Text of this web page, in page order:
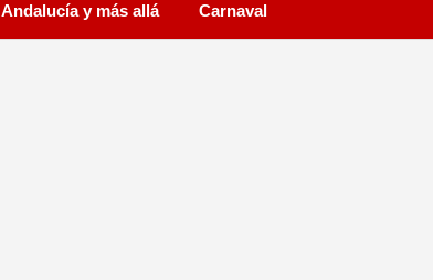
Andalucía y más allá Carnaval